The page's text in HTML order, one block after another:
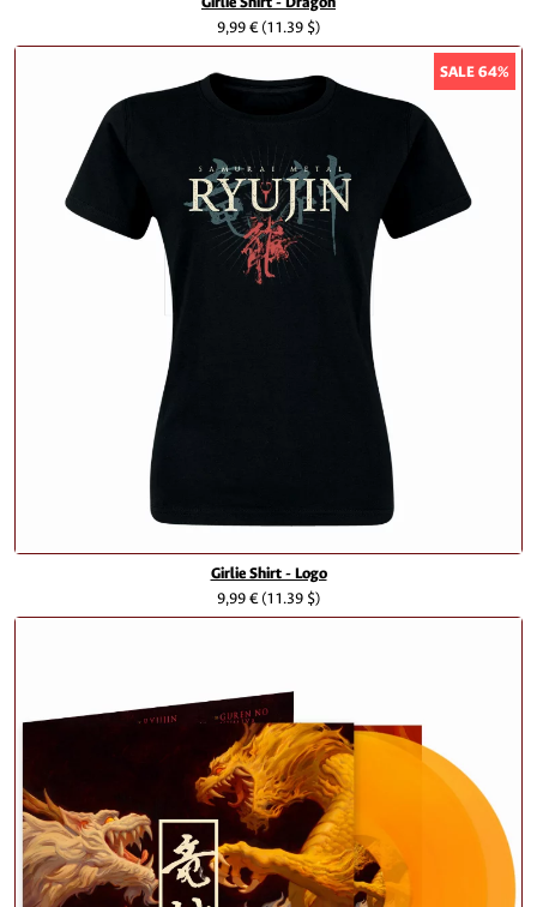
9,99 €(11.39 $)
SALE 64%
Girlie Shirt - Logo
9,99 €(11.39 $)